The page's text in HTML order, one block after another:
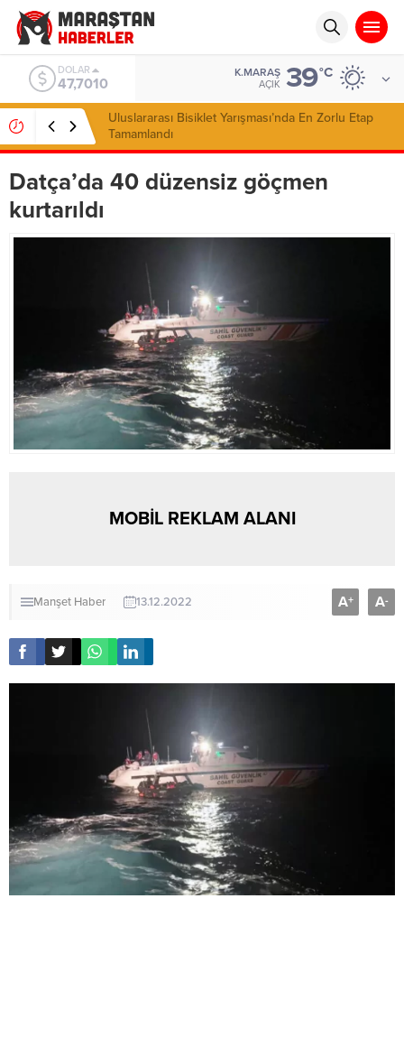
DOLAR
47,7010
K.MARAŞ
AÇIK 39°C
Uluslararası Bisiklet Yarışması’nda En Zorlu Etap
Tamamlandı
Datça’da 40 düzensiz göçmen
kurtarıldı
MOBİL REKLAM ALANI
Manşet Haber 13.12.2022 A+ A-